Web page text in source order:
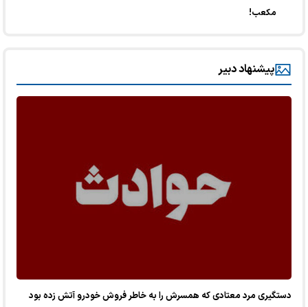
مکعب!
پیشنهاد دبیر
دستگیری مرد معتادی که همسرش را به خاطر فروش خودرو آتش زده بود